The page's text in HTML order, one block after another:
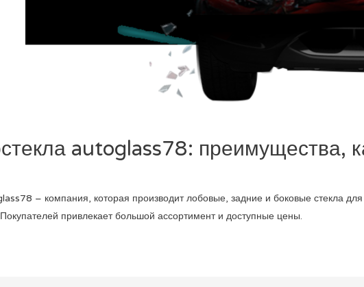
autoglass78: преимущества,
– компания, которая производит лобовые, задние и боковые стекла
Покупателей привлекает большой ассортимент и доступные цены.